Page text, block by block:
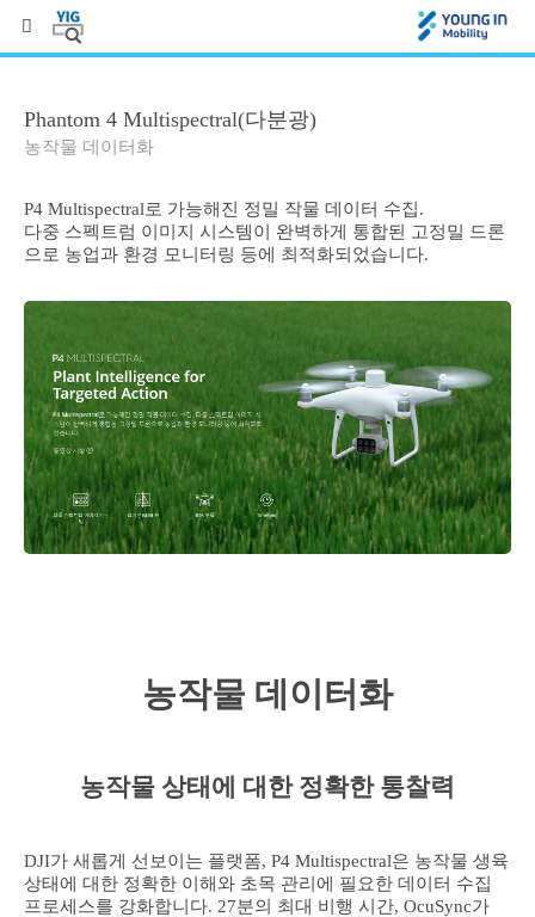
Phantom 4 Multispectral(다분광)
농작물 데이터화
P4 Multispectral로 가능해진 정밀 작물 데이터 수집.
다중 스펙트럼 이미지 시스템이 완벽하게 통합된 고정밀 드론
으로 농업과 환경 모니터링 등에 최적화되었습니다.
농작물 데이터화
농작물 상태에 대한 정확한 통찰력
DJI가 새롭게 선보이는 플랫폼, P4 Multispectral은 농작물 생육
상태에 대한 정확한 이해와 초목 관리에 필요한 데이터 수집
프로세스를 강화합니다. 27분의 최대 비행 시간, OcuSync가